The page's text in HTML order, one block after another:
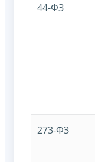
44-ФЗ
273-ФЗ